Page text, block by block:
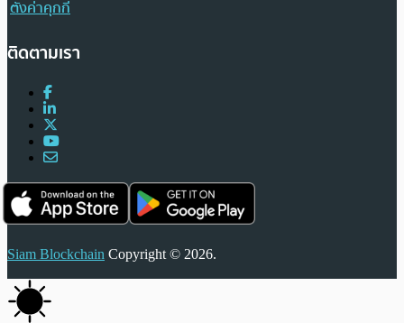
ตั้งค่าคุกกี้
ติดตามเรา
Siam Blockchain Copyright © 2026.